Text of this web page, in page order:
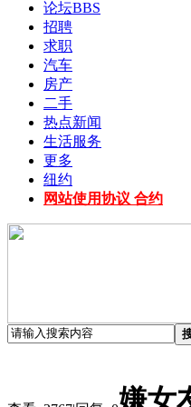
论坛BBS
招聘
求职
汽车
房产
二手
热点新闻
生活服务
更多
纽约
网站使用协议 合约
嫌女